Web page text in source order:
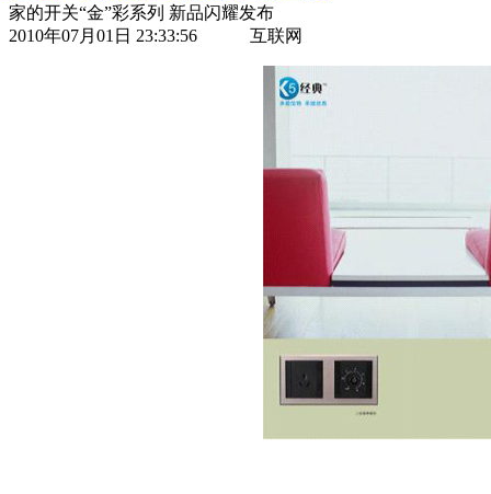
家的开关“金”彩系列 新品闪耀发布
2010年07月01日 23:33:56 互联网